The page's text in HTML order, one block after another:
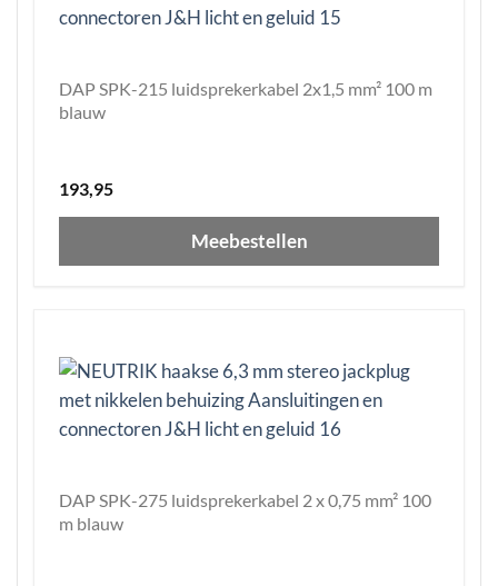
DAP SPK-215 luidsprekerkabel 2x1,5 mm² 100 m
blauw
193,95
Meebestellen
DAP SPK-275 luidsprekerkabel 2 x 0,75 mm² 100
m blauw